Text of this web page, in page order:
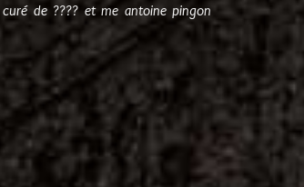
de ???? et me antoine pingon